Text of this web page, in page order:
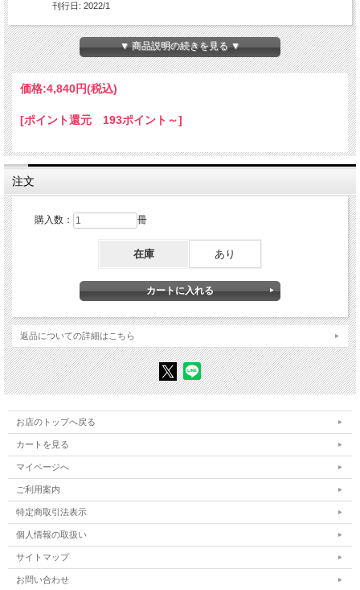
刊行日: 2022/1
南北を分断する38度線が通る新潟で。
1960年頃、北朝鮮への帰国船は、次々と新潟港を出発。日本に身をおくこ
とを余儀なくされた著者は、38度線が新潟をも通ることを嚙みしめ、「在
日」を生きる意味を問い続ける。
●新発見の「詩稿ノート」収録！
【月報】金洪仙／阪田清子／島すなみ／森澤真理
目次
Ⅰ 雁木のうた 1～4
天気図（第一回）
八月を生きる
座談会 文学と民族（金時鐘／金達寿／安岡章太郎）
インタビュー 宿命の緯度を越える――長篇詩集『新潟』の出版をめぐって
（聞き手）細見和之・宇野田尚哉・浅見洋子
一 『新潟』手書きで埋めたページ
二 『新潟』の原型――創作ノート『詩稿No.‌6』より
あとがき（金時鐘）
〈解説〉切れない、切れない――長篇詩集『新 潟』を読んで、語る（吉増
剛造）
〈解題〉浅見洋子／〈解題補遺〉藤石貴代
著者紹介
●金時鐘 （キム・シジョン）
預けられる。済州島で育つ。48年の「済州島四・三事件」に関わり来日。
▼ 商品説明の続きを見る ▼
価格:4,840円(税込)
[ポイント還元 193ポイント～]
注文
購入数： 冊
在庫 あり
返品についての詳細はこちら
お店のトップへ戻る
カートを見る
マイページへ
ご利用案内
特定商取引法表示
個人情報の取扱い
サイトマップ
お問い合わせ